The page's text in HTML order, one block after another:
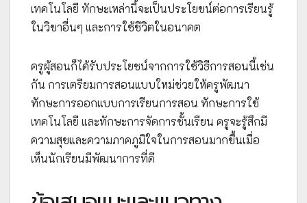
เทคโนโลยี ทักษะเหล่านี้จะเป็นประโยชน์ต่อการเรียนรู้
ในวิชาอื่นๆ และการใช้ชีวิตในอนาคต
ครูผู้สอนก็ได้รับประโยชน์จากการใช้วิธีการสอนนี้เช่น
กัน การเตรียมการสอนแบบใหม่ช่วยให้ครูพัฒนา
ทักษะการออกแบบการเรียนการสอน ทักษะการใช้
เทคโนโลยี และทักษะการจัดการชั้นเรียน ครูจะรู้สึกมี
ความสุขและความภาคภูมิใจในการสอนมากขึ้นเมื่อ
เห็นนักเรียนมีพัฒนาการที่ดี